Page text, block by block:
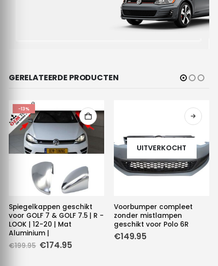
GERELATEERDE PRODUCTEN
-13%
Spiegelkappen geschikt
voor GOLF 7 & GOLF 7.5 | R -
LOOK | 12-20 | Mat
Aluminium |
€199.95 Oorspronkelijke
€174.95Huidige
UITVERKOCHT
Voorbumper compleet
zonder mistlampen
geschikt voor Polo 6R
€149.95